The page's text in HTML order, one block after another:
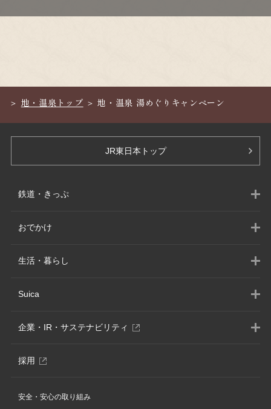
地・温泉トップ 地・温泉 湯めぐりキャンペーン
JR東日本トップ
鉄道・きっぷ
おでかけ
生活・暮らし
Suica
企業・IR・サステナビリティ
別
採用 別
ン
安全・安心の取り組み